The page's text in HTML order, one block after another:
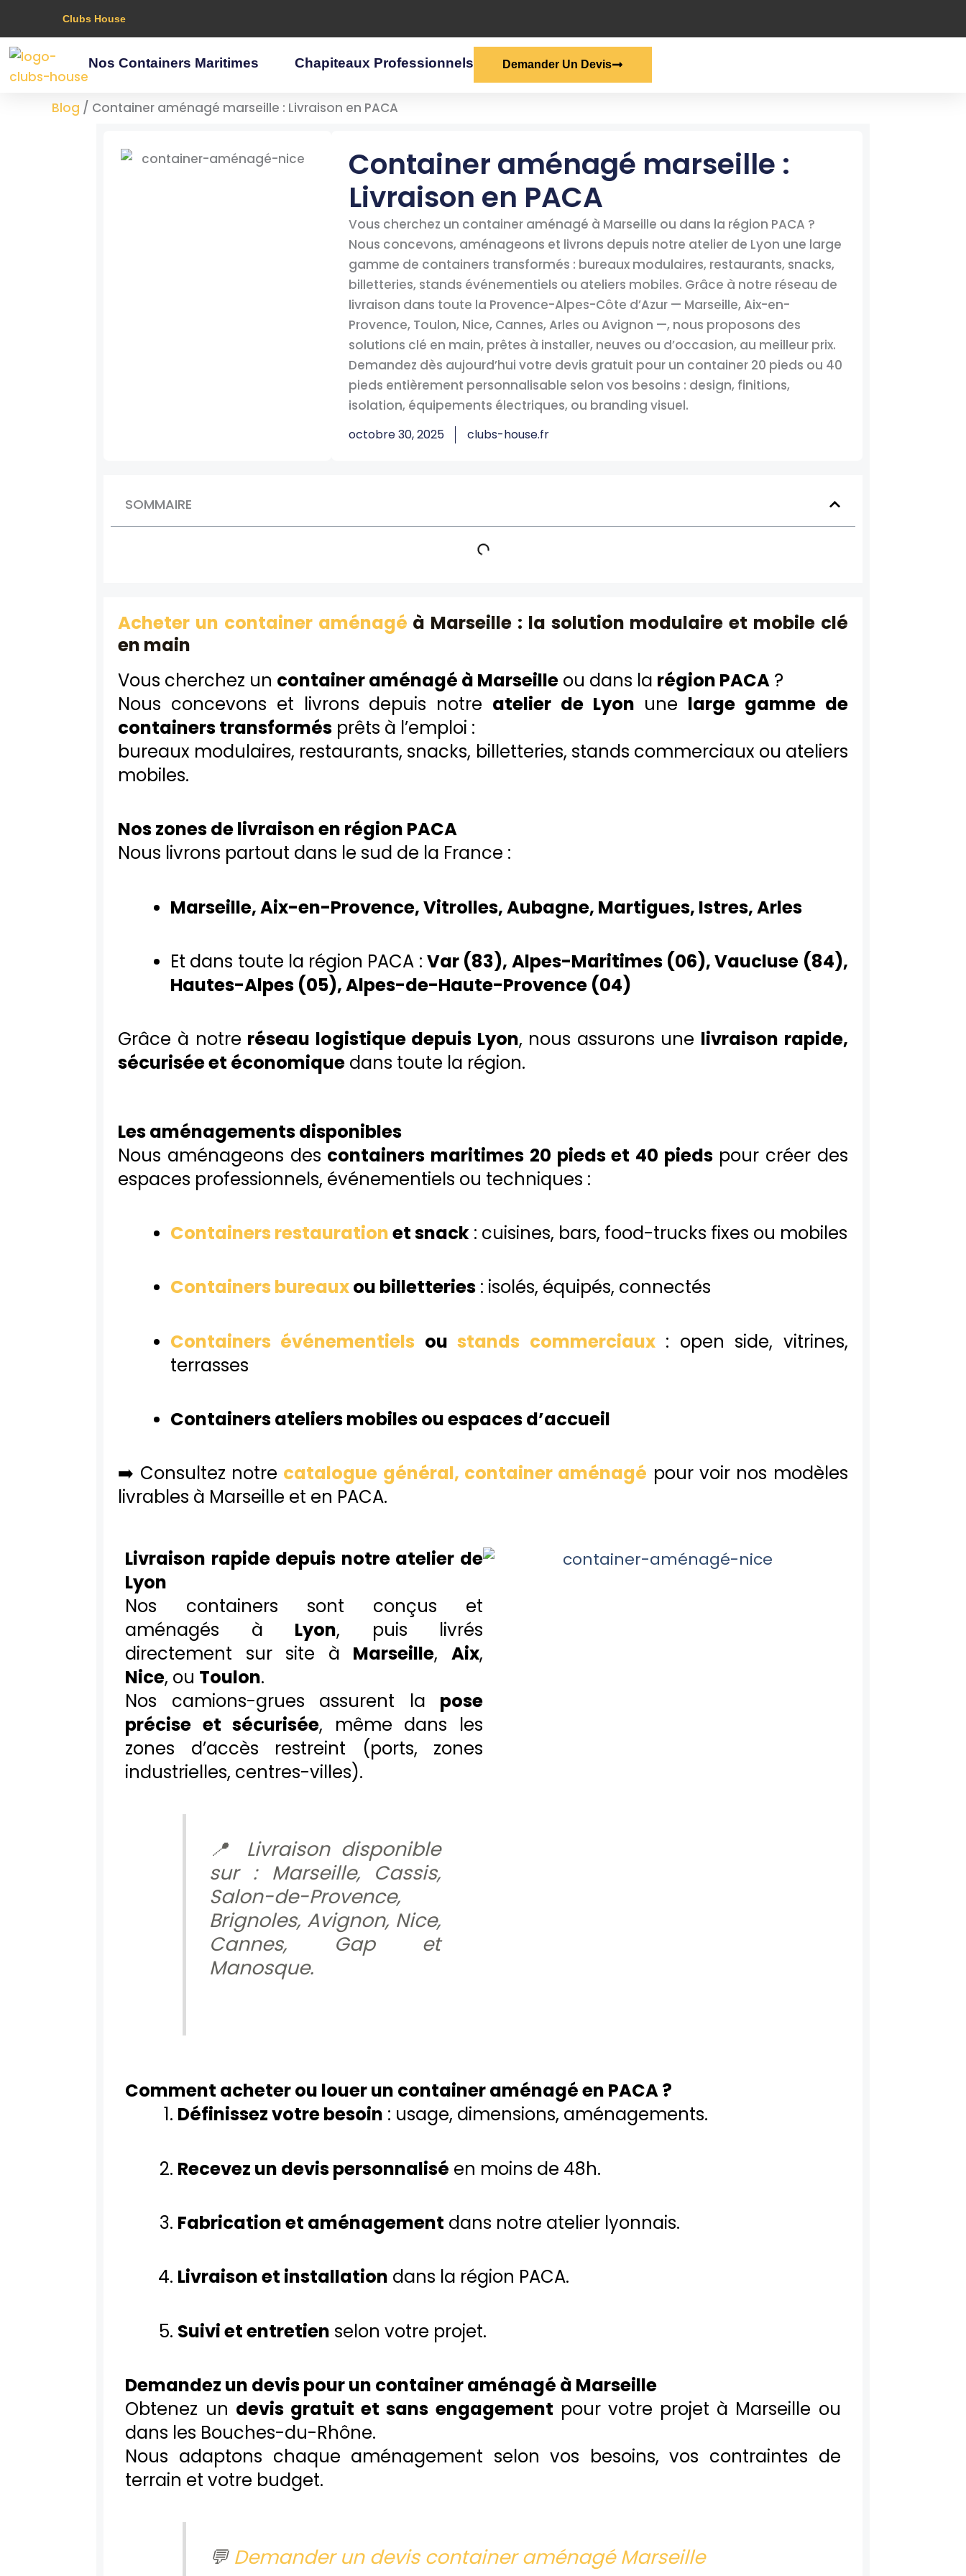
contenu
Clubs House
Nos Containers Maritimes Chapiteaux Professionnels Demander Un Devis
Blog / Container aménagé marseille : Livraison en PACA
Container aménagé marseille :
Livraison en PACA
Vous cherchez un container aménagé à Marseille ou dans la région PACA ?
Nous concevons, aménageons et livrons depuis notre atelier de Lyon une large
gamme de containers transformés : bureaux modulaires, restaurants, snacks,
billetteries, stands événementiels ou ateliers mobiles. Grâce à notre réseau de
livraison dans toute la Provence-Alpes-Côte d’Azur — Marseille, Aix-en-
Provence, Toulon, Nice, Cannes, Arles ou Avignon —, nous proposons des
solutions clé en main, prêtes à installer, neuves ou d’occasion, au meilleur prix.
Demandez dès aujourd’hui votre devis gratuit pour un container 20 pieds ou 40
pieds entièrement personnalisable selon vos besoins : design, finitions,
isolation, équipements électriques, ou branding visuel.
octobre 30, 2025 clubs-house.fr
SOMMAIRE
Acheter un container aménagé à Marseille : la solution modulaire et mobile clé
en main
Vous cherchez un container aménagé à Marseille ou dans la région PACA ?
Nous concevons et livrons depuis notre atelier de Lyon une large gamme de
containers transformés prêts à l’emploi :
bureaux modulaires, restaurants, snacks, billetteries, stands commerciaux ou ateliers
mobiles.
Nos zones de livraison en région PACA
Nous livrons partout dans le sud de la France :
Marseille, Aix-en-Provence, Vitrolles, Aubagne, Martigues, Istres, Arles
Et dans toute la région PACA :Var (83), Alpes-Maritimes (06), Vaucluse (84),
Hautes-Alpes (05), Alpes-de-Haute-Provence (04)
Grâce à notre réseau logistique depuis Lyon, nous assurons une livraison rapide,
sécurisée et économique dans toute la région.
Les aménagements disponibles
Nous aménageons des containers maritimes 20 pieds et 40 piedspour créer des
espaces professionnels, événementiels ou techniques :
Containers restaurationet snack: cuisines, bars, food-trucks fixes ou mobiles
Containers bureauxou billetteries: isolés, équipés, connectés
Containers événementiels ou stands commerciaux: open side, vitrines,
terrasses
Containers ateliers mobiles ou espaces d’accueil
➡️ Consultez notre catalogue général, container aménagé pour voir nos modèles
livrables à Marseille et en PACA.
Livraison rapide depuis notre atelier de
Lyon
Nos containers sont conçus et
aménagés à Lyon, puis livrés
directement sur site à Marseille,Aix,
Nice, ou Toulon.
Nos camions-grues assurent la pose
précise et sécurisée, même dans les
zones d’accès restreint (ports, zones
industrielles, centres-villes).
📍 Livraison disponible
sur : Marseille, Cassis,
Salon-de-Provence,
Brignoles, Avignon, Nice,
Cannes, Gap et
Manosque.
Comment acheter ou louer un container aménagé en PACA ?
Définissez votre besoin : usage, dimensions, aménagements.
Recevez un devis personnalisé en moins de 48h.
Fabrication et aménagement dans notre atelier lyonnais.
Livraison et installation dans la région PACA.
Suivi et entretien selon votre projet.
Demandez un devis pour un container aménagé à Marseille
Obtenez un devis gratuit et sans engagement pour votre projet à Marseille ou
dans les Bouches-du-Rhône.
Nous adaptons chaque aménagement selon vos besoins, vos contraintes de
terrain et votre budget.
💬 Demander un devis container aménagé Marseille